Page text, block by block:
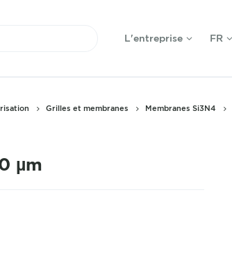
L'entreprise FR
Grilles et membranes Membranes Si3N4
µm